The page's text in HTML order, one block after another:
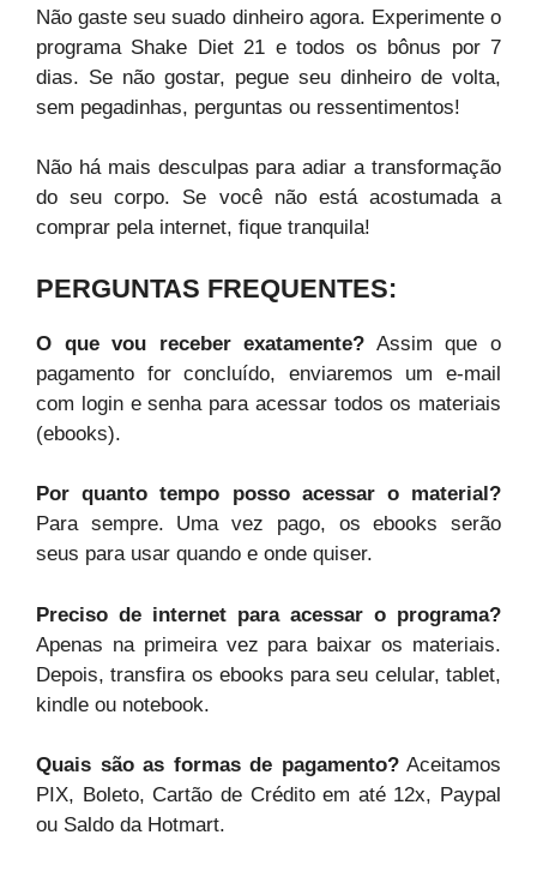
Não gaste seu suado dinheiro agora. Experimente o
programa Shake Diet 21 e todos os bônus por 7
dias. Se não gostar, pegue seu dinheiro de volta,
sem pegadinhas, perguntas ou ressentimentos!
Não há mais desculpas para adiar a transformação
do seu corpo. Se você não está acostumada a
comprar pela internet, fique tranquila!
PERGUNTAS FREQUENTES:
O que vou receber exatamente? Assim que o
pagamento for concluído, enviaremos um e-mail
com login e senha para acessar todos os materiais
(ebooks).
Por quanto tempo posso acessar o material?
Para sempre. Uma vez pago, os ebooks serão
seus para usar quando e onde quiser.
Preciso de internet para acessar o programa?
Apenas na primeira vez para baixar os materiais.
Depois, transfira os ebooks para seu celular, tablet,
kindle ou notebook.
Quais são as formas de pagamento?Aceitamos
PIX, Boleto, Cartão de Crédito em até 12x, Paypal
ou Saldo da Hotmart.